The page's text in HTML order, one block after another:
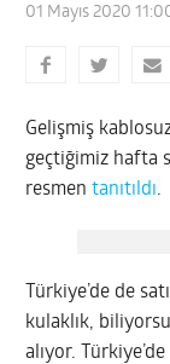
01 Mayıs 2020
Gelişmiş
geçtiğimiz hafta
resmentanıtıldı.
Türkiye’de de
kulaklık,
alıyor.